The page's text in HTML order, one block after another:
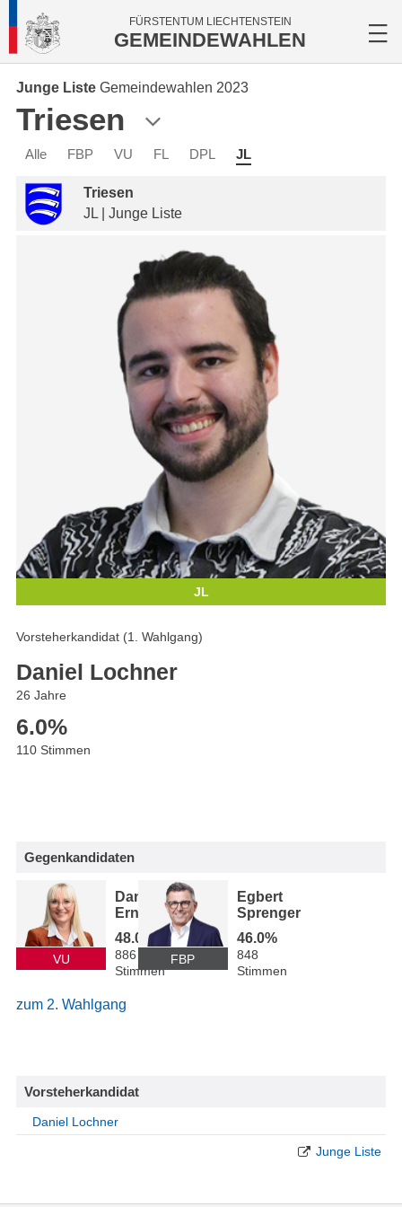
FÜRSTENTUM LIECHTENSTEIN
GEMEINDEWAHLEN
Junge Liste Gemeindewahlen 2023
Triesen
Alle FBP VU FL DPL JL
Triesen
JL | Junge Liste
JL
Vorsteherkandidat (1. Wahlgang)
Daniel Lochner
26 Jahre
6.0%
110 Stimmen
Gegenkandidaten
VU
Daniela
Erne
48.0%
886
Stimmen
FBP
Egbert
Sprenger
46.0%
848
Stimmen
zum 2. Wahlgang
Vorsteherkandidat
Daniel Lochner
Junge Liste